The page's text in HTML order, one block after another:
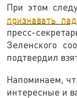
При этом
признавать
пресс-
Зеленского
подтвердил
Напоминаем,
интересные и